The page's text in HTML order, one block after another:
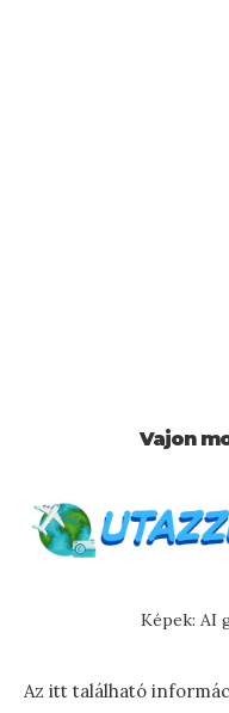
Vajon
Képek: AI
Az itt található